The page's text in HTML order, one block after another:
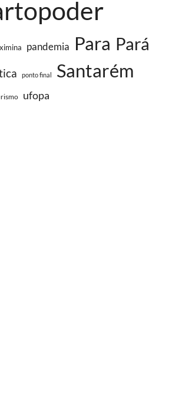
pandemia Para Pará
ponto final Santarém
ufopa